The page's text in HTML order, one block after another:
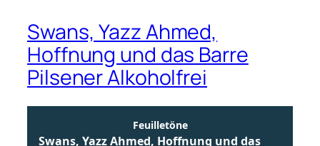
Swans, Yazz Ahmed,
Hoffnung und das Barre
Pilsener Alkoholfrei